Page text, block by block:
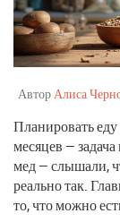
АвторАлиса
Планировать еду
месяцев —
мед — слышали,
реально так.
то, что можно